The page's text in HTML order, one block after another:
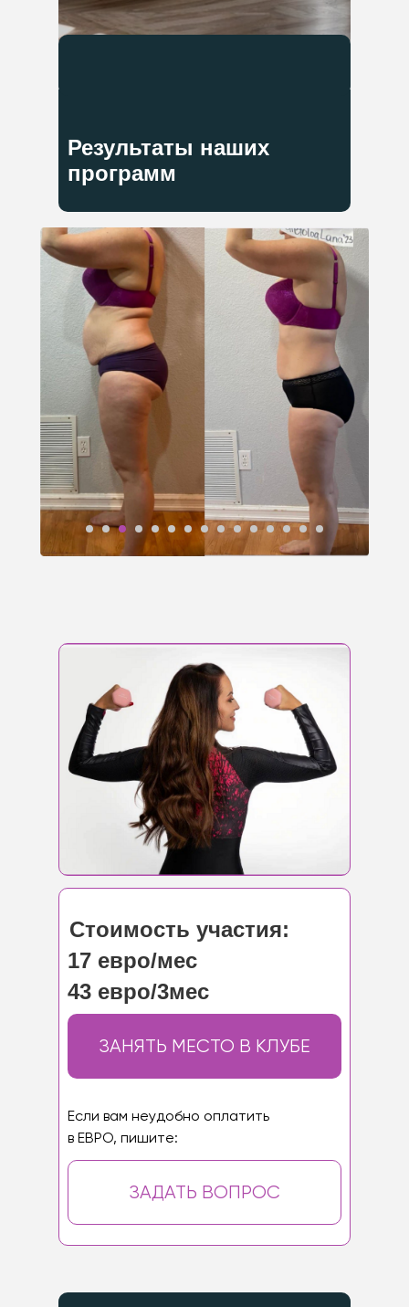
Результаты наших
программ
Стоимость участия:
17 евро/мес
43 евро/3мес
ЗАНЯТЬ МЕСТО В КЛУБЕ
ЗАДАТЬ ВОПРОС
Ecли вам неудобно оплатить
в ЕВРО, пишите: